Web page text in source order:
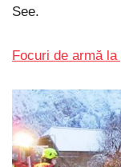
See.
Focuri de armă